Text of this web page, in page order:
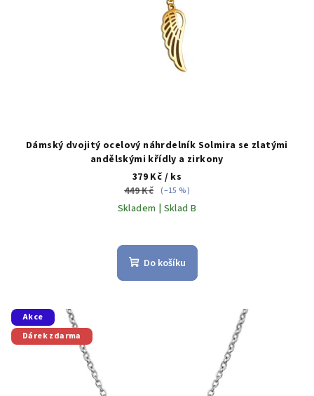
Dámský dvojitý ocelový náhrdelník Solmira se zlatými
andělskými křídly a zirkony
379 Kč / ks
449 Kč (–15 %)
Skladem | Sklad B
Do košíku
Akce
Dárek zdarma